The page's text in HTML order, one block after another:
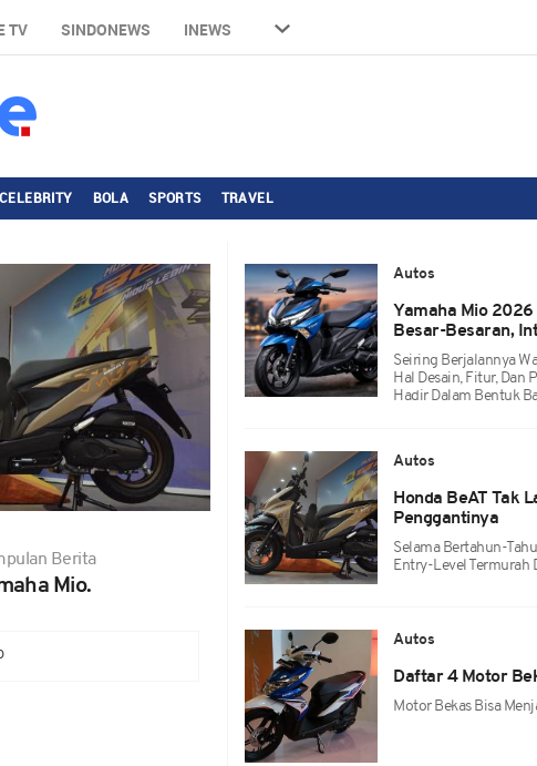
TV SINDONEWS INEWS
CELEBRITY BOLA SPORTS TRAVEL
Berita
Mio.
Autos
Yamaha Mio
Besar-Besaran,
Seiring Berjalannya
Hal Desain, Fitur,
Hadir Dalam Bentuk
Autos
Honda BeAT Tak
Penggantinya
Selama Bertahun-
Entry-Level Termurah
Autos
Daftar 4 Motor
Motor Bekas Bisa